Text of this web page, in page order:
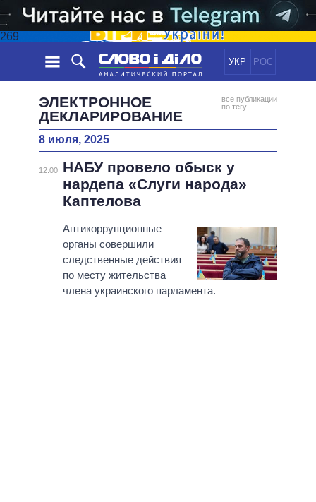
269
УКР РОС
НОВОСТИ
ЛЕНТА
СОБЫТИЯ
СТАТЬИ
МНЕНИЯ
ДАЙДЖЕСТЫ
ПОЛИТИКА
ЭКОНОМИКА
ОБЩЕСТВО
ОБЕЩАНИЯ
ПОЛИТИКИ
ВСЕ ПОЛИТИКИ
ВЕРХОВНАЯ РАДА
КАБИНЕТ МИНИСТРОВ
ГЛАВЫ ОБЛАДМИНИСТРАЦИЙ
МЭРЫ
ИНФОГРАФИКА
ВИДЕО
ПОДДЕРЖАТЬ
СРАВНЕНИЕ ПОЛИТИКОВ
ЭЛЕКТРОННОЕ
ДЕКЛАРИРОВАНИЕ
все публикации
по тегу
8 июля, 2025
12:00
НАБУ провело обыск у
нардепа «Слуги народа»
Каптелова
Антикоррупционные
органы совершили
следственные действия
по месту жительства
члена украинского парламента.